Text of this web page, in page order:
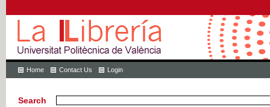
Home Contact Us Login
Search